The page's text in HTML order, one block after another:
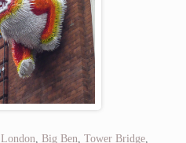
London Big Ben Tower Bridge,